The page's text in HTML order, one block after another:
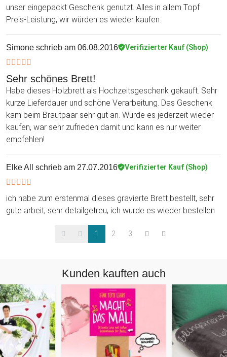
unser eingepackt Geschenk genutzt. Alles in allem Topf
Preis-Leistung, wir würden es wieder kaufen.
Simone schrieb am 06.08.2016 Verifizierter Kauf (Shop)
Sehr schönes Brett!
Habe dieses Holzbrett als Hochzeitsgeschenk gekauft. Sehr
kurze Lieferdauer und schöne Verarbeitung. Das Geschenk
kam beim Brautpaar sehr gut an. Würde es jederzeit wieder
kaufen, war sehr zufrieden damit und kann es nur weiter
empfehlen!
Elke All schrieb am 27.07.2016 Verifizierter Kauf (Shop)
ich habe zum erstenmal dieses gravierte Brett bestellt, sehr
gute arbeit, sehr detailgetreu, ich würde es wieder bestellen
1 2 3
Kunden kauften auch